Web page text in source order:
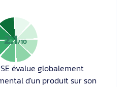
2.1/10
évalue globalement
d'un produit sur son